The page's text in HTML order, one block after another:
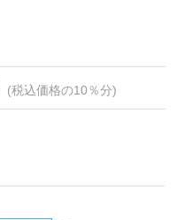
(税込価格の10％分)